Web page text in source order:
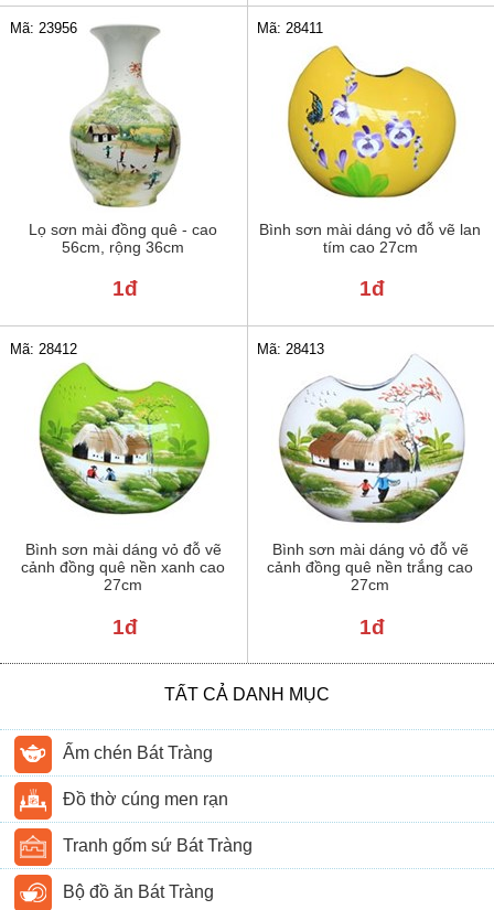
Lọ sơn mài đồng quê - cao
56cm, rộng 36cm
Mã: 23956
1đ
Bình sơn mài dáng vỏ đỗ vẽ lan
tím cao 27cm
Mã: 28411
1đ
Bình sơn mài dáng vỏ đỗ vẽ
cảnh đồng quê nền xanh cao
27cm
Mã: 28412
1đ
Bình sơn mài dáng vỏ đỗ vẽ
cảnh đồng quê nền trắng cao
27cm
Mã: 28413
1đ
TẤT CẢ DANH MỤC
Ấm chén Bát Tràng
Đồ thờ cúng men rạn
Tranh gốm sứ Bát Tràng
Bộ đồ ăn Bát Tràng